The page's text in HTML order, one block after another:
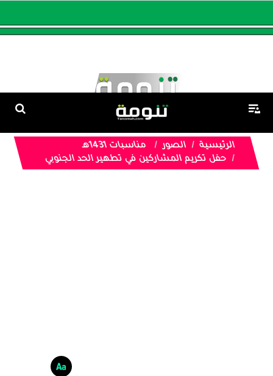
الرئيسية الصور
مناسبات 1431هـ
حفل تكريم المشاركين في تطهير الحد الجنوبي